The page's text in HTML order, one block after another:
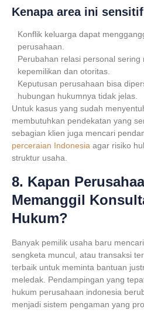
Kenapa area ini
Konflik keluarga dapat
perusahaan.
Perubahan relasi personal
kepemilikan dan otoritas.
Keputusan perusahaan bisa
hubungan hukumnya tidak jelas.
Untuk kasus yang sudah
membutuhkan pendekatan yang
sebagian klien juga mencari
perceraian Indonesia agar risiko
struktur usaha.
8. Kapan
Memanggil
Hukum?
Banyak pemilik usaha baru
sengketa muncul, atau transaksi
terbaik untuk meminta bantuan
meledak. Pendampingan yang
hukum perusahaan indonesia
menjadi sistem pengaman yang